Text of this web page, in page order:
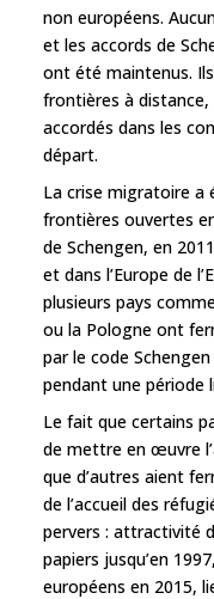
non européens.
et les accords de
ont été maintenus.
frontières à distance,
accordés dans les
départ.
La crise migratoire a
frontières ouvertes
de Schengen, en
et dans l’Europe de
plusieurs pays
ou la Pologne ont
par le code
pendant une période
Le fait que certains
de mettre en œuvre
que d’autres aient
de l’accueil des
pervers : attractivité
papiers jusqu’en
européens en 2015,